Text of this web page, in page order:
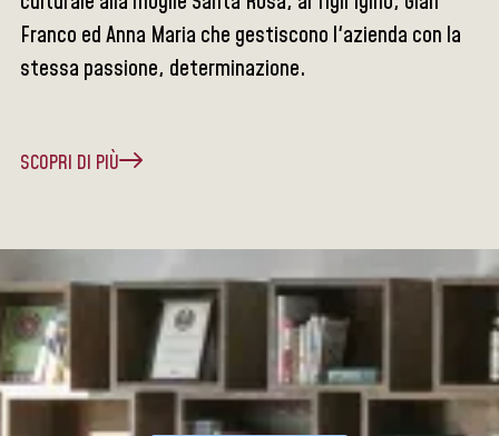
Franco ed Anna Maria che gestiscono l'azienda con la
stessa passione, determinazione.
SCOPRI DI PIÙ